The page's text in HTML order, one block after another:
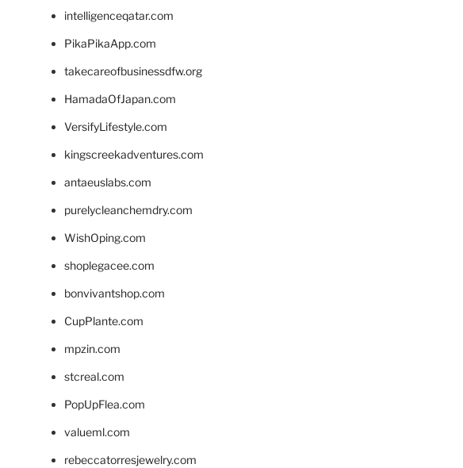
intelligenceqatar.com
PikaPikaApp.com
takecareofbusinessdfw.org
HamadaOfJapan.com
VersifyLifestyle.com
kingscreekadventures.com
antaeuslabs.com
purelycleanchemdry.com
WishOping.com
shoplegacee.com
bonvivantshop.com
CupPlante.com
mpzin.com
stcreal.com
PopUpFlea.com
valueml.com
rebeccatorresjewelry.com